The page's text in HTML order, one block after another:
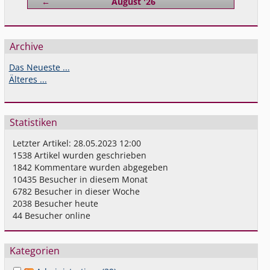
Archive
Das Neueste ...
Älteres ...
Statistiken
Letzter Artikel:28.05.2023 12:00
1538 Artikel wurden geschrieben
1842 Kommentare wurden abgegeben
10435 Besucher in diesem Monat
6782 Besucher in dieser Woche
2038 Besucher heute
44 Besucher online
Kategorien